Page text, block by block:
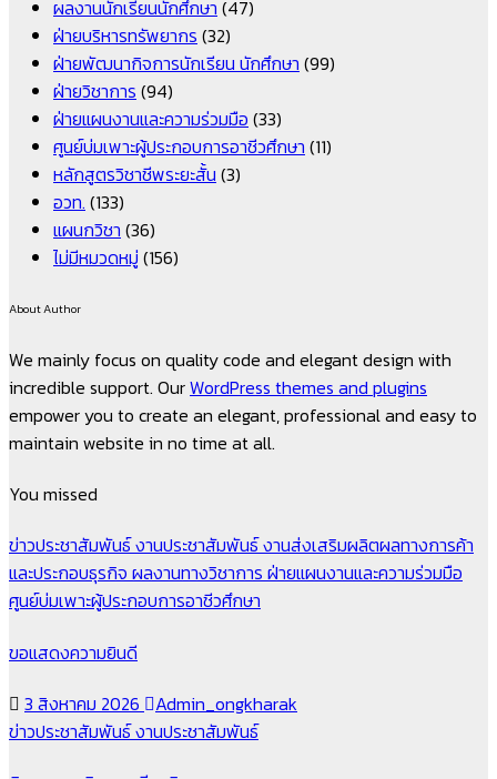
ผลงานนักเรียนนักศึกษา (47)
ฝ่ายบริหารทรัพยากร (32)
ฝ่ายพัฒนากิจการนักเรียน นักศึกษา (99)
ฝ่ายวิชาการ (94)
ฝ่ายแผนงานและความร่วมมือ (33)
ศูนย์บ่มเพาะผู้ประกอบการอาชีวศึกษา (11)
หลักสูตรวิชาชีพระยะสั้น (3)
อวท. (133)
แผนกวิชา (36)
ไม่มีหมวดหมู่ (156)
About Author
We mainly focus on quality code and elegant design with
incredible support. OurWordPress themes and plugins
empower you to create an elegant, professional and easy to
maintain website in no time at all.
You missed
ข่าวประชาสัมพันธ์งานประชาสัมพันธ์งานส่งเสริมผลิตผลทางการค้า
และประกอบธุรกิจ ผลงานทางวิชาการ ฝ่ายแผนงานและความร่วมมือ
ศูนย์บ่มเพาะผู้ประกอบการอาชีวศึกษา
ขอแสดงความยินดี
3 สิงหาคม 2026
Admin_ongkharak
ข่าวประชาสัมพันธ์งานประชาสัมพันธ์